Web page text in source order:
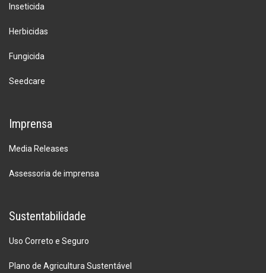
Inseticida
Herbicidas
Fungicida
Seedcare
Imprensa
Media Releases
Assessoria de imprensa
Sustentabilidade
Uso Correto e Seguro
Plano de Agricultura Sustentável